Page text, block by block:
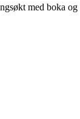
med boka og